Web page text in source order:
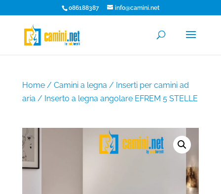
086188387 info@camini.net
Home/ Camini a legna / Inserti per camini ad
aria / Inserto a legna angolare EFREM 5 STELLE